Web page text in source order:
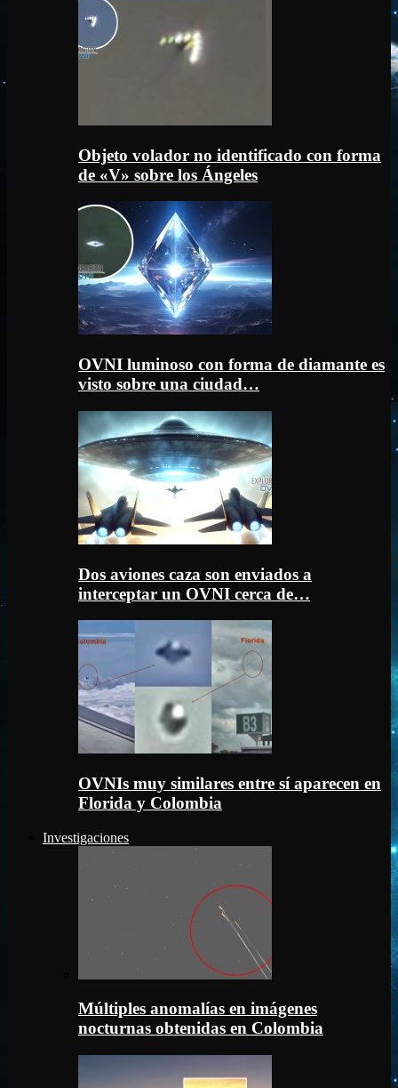
Objeto volador no identificado con forma
de «V» sobre los Ángeles
OVNI luminoso con forma de diamante es
visto sobre una ciudad…
Dos aviones caza son enviados a
interceptar un OVNI cerca de…
OVNIs muy similares entre sí aparecen en
Florida y Colombia
Investigaciones
Múltiples anomalías en imágenes
nocturnas obtenidas en Colombia